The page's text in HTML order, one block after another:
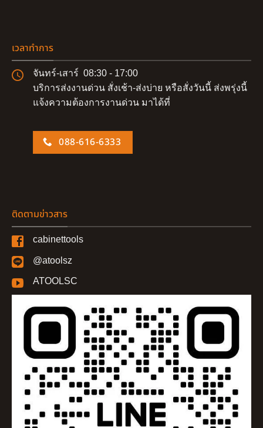
เวลาทำการ
จันทร์-เสาร์ 08:30 - 17:00
บริการส่งงานด่วน สั่งเช้า-ส่งบ่าย หรือสั่งวันนี้ ส่งพรุ่งนี้
แจ้งความต้องการงานด่วน มาได้ที่
088-616-6333
ติดตามข่าวสาร
cabinettools
@atoolsz
ATOOLSC